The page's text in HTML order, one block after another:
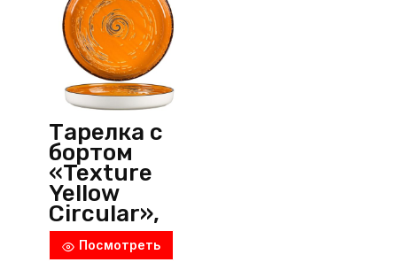
Porland
(Турция)
Тарелка с
бортом
«Texture
Yellow
Circular»,
d=230 мм,
h=30 мм,
Посмотреть